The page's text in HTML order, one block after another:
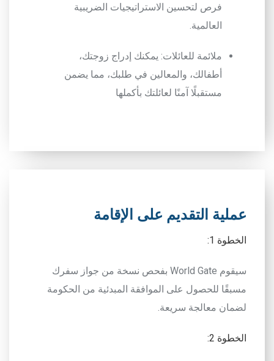
فرص لتحسين الاستراتيجيات الضريبية
العالمية.
ملائمة للعائلات: يمكنك إدراج زوجتك،
أطفالك، والمعالين في طلبك، مما يضمن
مستقبلًا آمنًا لعائلتك بأكملها
عملية التقديم على الإقامة
الخطوة 1 :
سيقوم
بفحص نسخة من جواز سفرك
مسبقًا للحصول على الموافقة المبدئية من الحكومة
لضمان معالجة سريعة.
الخطوة 2 :